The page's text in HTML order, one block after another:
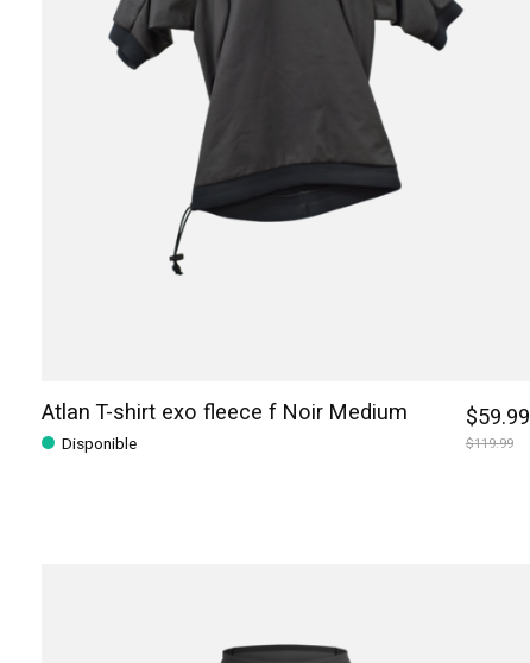
Atlan T-shirt exo fleece f Noir Medium
Disponible
$59.99
$119.99